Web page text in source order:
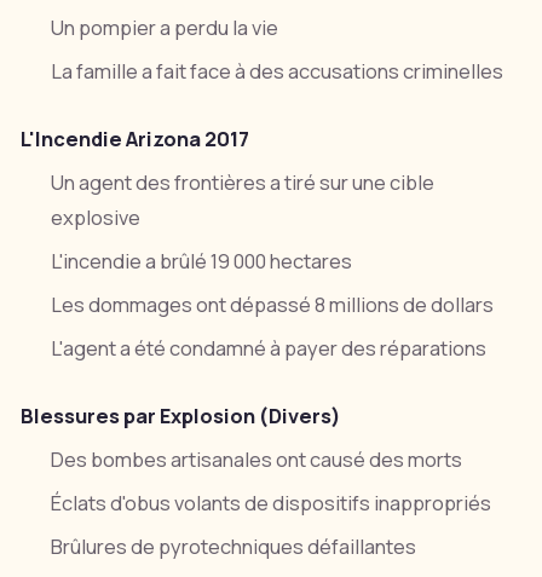
Un pompier a perdu la vie
La famille a fait face à des accusations criminelles
L'Incendie Arizona 2017
Un agent des frontières a tiré sur une cible
explosive
L'incendie a brûlé 19 000 hectares
Les dommages ont dépassé 8 millions de dollars
L'agent a été condamné à payer des réparations
Blessures par Explosion (Divers)
Des bombes artisanales ont causé des morts
Éclats d'obus volants de dispositifs inappropriés
Brûlures de pyrotechniques défaillantes